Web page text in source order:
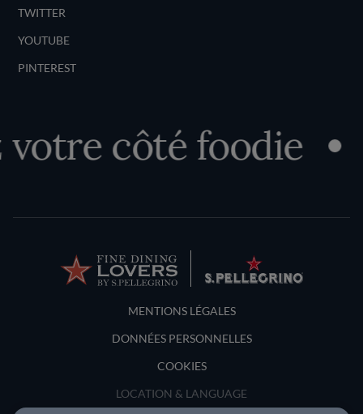
TWITTER
YOUTUBE
PINTEREST
côté foodie
Terms and Conditions
MENTIONS LÉGALES
DONNÉES PERSONNELLES
COOKIES
LOCATION & LANGUAGE